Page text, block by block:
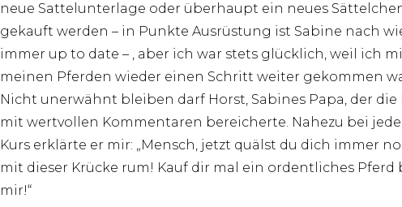
neue Sattelunterlage oder überhaupt ein neues
gekauft werden – in Punkte Ausrüstung ist Sabine nach
immer up to date – , aber ich war stets glücklich, weil ich
meinen Pferden wieder einen Schritt weiter gekommen
Nicht unerwähnt bleiben darf Horst, Sabines Papa, der die
mit wertvollen Kommentaren bereicherte. Nahezu bei
Kurs erklärte er mir: „Mensch, jetzt quälst du dich immer
mit dieser Krücke rum! Kauf dir mal ein ordentliches Pferd
mir!“